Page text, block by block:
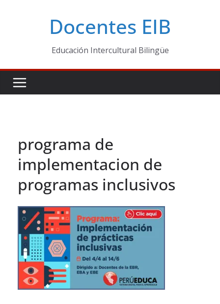
Docentes EIB
Educación Intercultural Bilingüe
programa de
implementacion de
programas inclusivos